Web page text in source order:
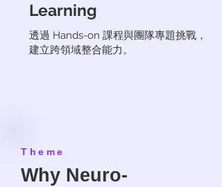
Learning
透過 Hands-on 課程與團隊專題挑戰，
建立跨領域整合能力。
Theme
Why Neuro-